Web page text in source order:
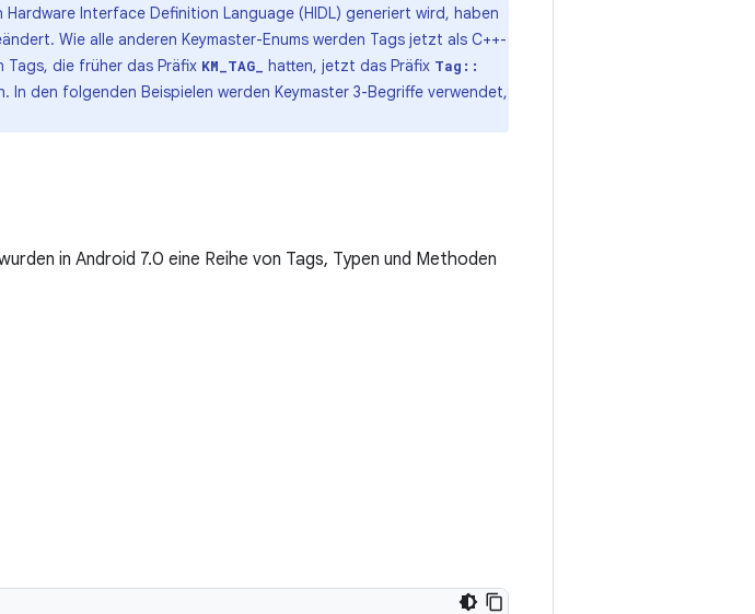
Interface Definition Language (HIDL) generiert wird, haben
Wie alle anderen Keymaster-Enums werden Tags jetzt als C++-
Tags, die früher das Präfix KM_TAG_ hatten, jetzt das Präfix Tag::
In den folgenden Beispielen werden Keymaster 3-Begriffe verwendet,
in Android 7.0 eine Reihe von Tags, Typen und Methoden